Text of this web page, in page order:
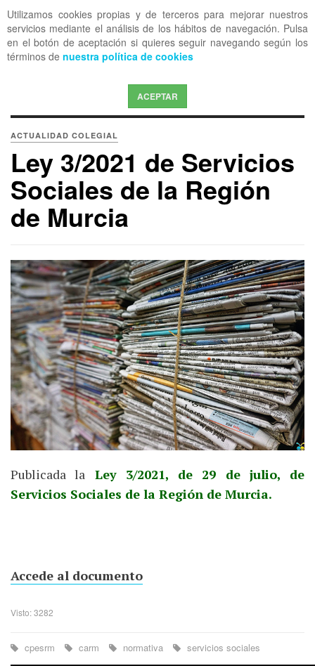
Utilizamos cookies propias y de terceros para mejorar nuestros
servicios mediante el análisis de los hábitos de navegación. Pulsa
en el botón de aceptación si quieres seguir navegando según los
términos de nuestra política de cookies
ACEPTAR
OFF CANVAS
ACTUALIDAD COLEGIAL
Ley 3/2021 de Servicios
Sociales de la Región
de Murcia
Publicada la Ley 3/2021, de 29 de julio, de
Servicios Sociales de la Región de Murcia.
Accede al documento
Visto: 3282
cpesrm carm normativa servicios sociales